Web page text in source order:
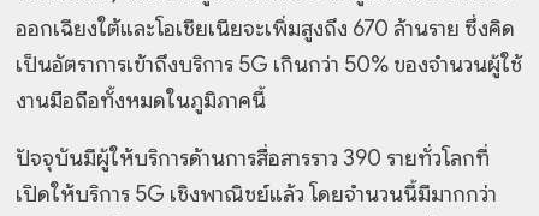
ออกเฉียงใต้และโอเชียเนียจะเพิ่มสูงถึง 670 ล้านราย ซึ่งคิด
เป็นอัตราการเข้าถึงบริการ 5G เกินกว่า 50% ของจำนวนผู้ใช้
งานมือถือทั้งหมดในภูมิภาคนี้
ปัจจุบันมีผู้ให้บริการด้านการสื่อสารราว 390 รายทั่วโลกที่
เปิดให้บริการ 5G เชิงพาณิชย์แล้ว โดยจำนวนนี้มีมากกว่า